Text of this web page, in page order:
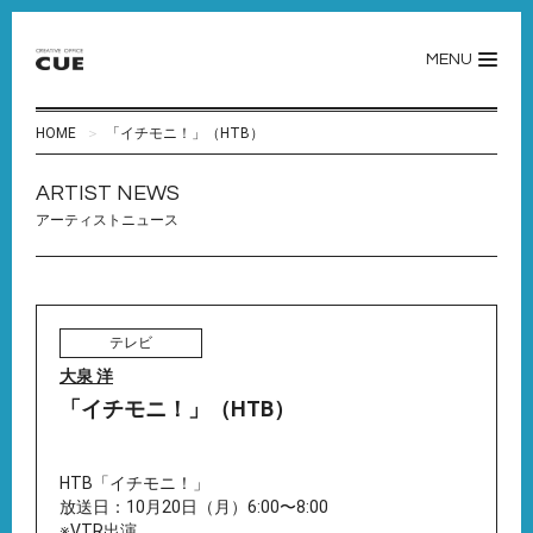
MENU
HOME 「イチモニ！」（HTB）
ARTIST NEWS
アーティストニュース
テレビ
大泉 洋
「イチモニ！」（HTB）
HTB「イチモニ！」
放送日：10月20日（月）6:00〜8:00